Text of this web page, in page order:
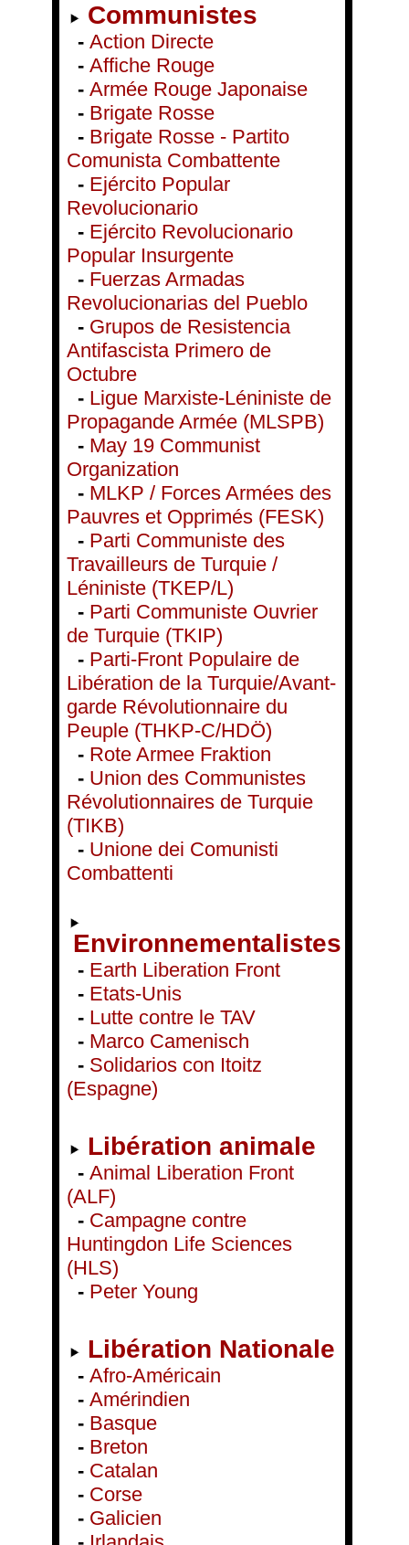
Communistes
- Action Directe
- Affiche Rouge
- Armée Rouge Japonaise
- Brigate Rosse
- Brigate Rosse - Partito
Comunista Combattente
- Ejército Popular
Revolucionario
- Ejército Revolucionario
Popular Insurgente
- Fuerzas Armadas
Revolucionarias del Pueblo
- Grupos de Resistencia
Antifascista Primero de
Octubre
- Ligue Marxiste-Léniniste de
Propagande Armée (MLSPB)
- May 19 Communist
Organization
- MLKP / Forces Armées des
Pauvres et Opprimés (FESK)
- Parti Communiste des
Travailleurs de Turquie /
Léniniste (TKEP/L)
- Parti Communiste Ouvrier
de Turquie (TKIP)
- Parti-Front Populaire de
Libération de la Turquie/Avant-
garde Révolutionnaire du
Peuple (THKP-C/HDÖ)
- Rote Armee Fraktion
- Union des Communistes
Révolutionnaires de Turquie
(TIKB)
- Unione dei Comunisti
Combattenti
Environnementalistes
- Earth Liberation Front
- Etats-Unis
- Lutte contre le TAV
- Marco Camenisch
- Solidarios con Itoitz
(Espagne)
Libération animale
- Animal Liberation Front
(ALF)
- Campagne contre
Huntingdon Life Sciences
(HLS)
- Peter Young
Libération Nationale
- Afro-Américain
- Amérindien
- Basque
- Breton
- Catalan
- Corse
- Galicien